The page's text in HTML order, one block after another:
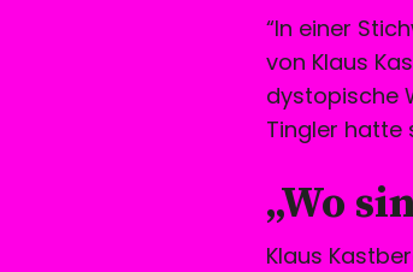
“In einer
von Klaus
dystopische
Tingler hatte
„Wo
Klaus